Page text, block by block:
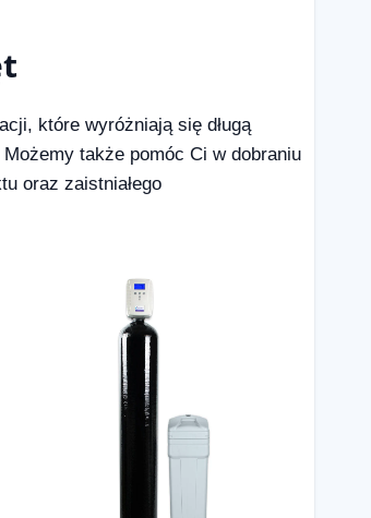
które wyróżniają się długą
także pomóc Ci w dobraniu
oraz zaistniałego